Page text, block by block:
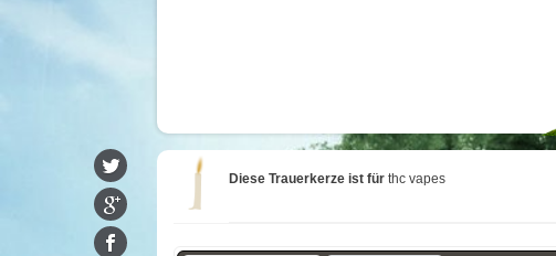
Diese Trauerkerze ist für thc vapes